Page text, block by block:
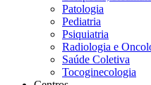
Patologia
Pediatria
Psiquiatria
Radiologia e
Saúde Coletiva
Tocoginecologia